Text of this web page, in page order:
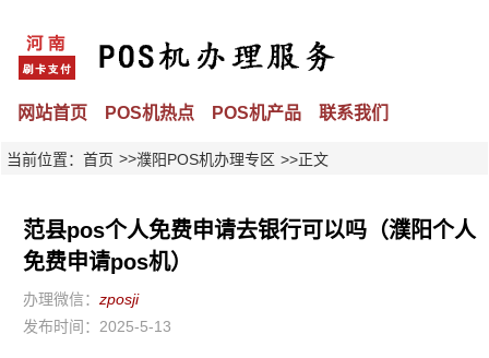
网站首页 POS机热点 POS机产品 联系我们
当前位置： 首页 >>濮阳POS机办理专区 >>正文
范县pos个人免费申请去银行可以吗（濮阳个人
免费申请pos机）
办理微信： zposji
发布时间：2025-5-13